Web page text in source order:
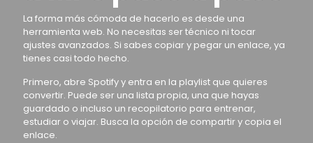
La forma más cómoda de hacerlo es desde una
herramienta web. No necesitas ser técnico ni tocar
ajustes avanzados. Si sabes copiar y pegar un enlace, ya
tienes casi todo hecho.
Primero, abre Spotify y entra en la playlist que quieres
convertir. Puede ser una lista propia, una que hayas
guardado o incluso un recopilatorio para entrenar,
estudiar o viajar. Busca la opción de compartir y copia el
enlace.